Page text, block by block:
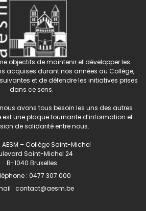
objectifs de maintenir et développer les
acquises durant nos années au Collège,
et de défendre les initiatives prises
dans ce sens.
avons tous besoin les uns des autres
est une plaque tournante d’information et
de solidarité entre nous.
AESM – Collège Saint-Michel
Saint-Michel 24
B-1040 Bruxelles
: 0477 307 000
: contact@aesm.be